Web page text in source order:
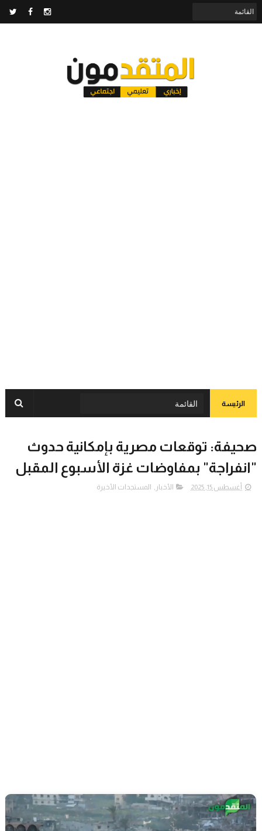
الرئيسة
صحيفة: توقعات مصرية بإمكانية حدوث
"انفراجة" بمفاوضات غزة الأسبوع المقبل
أغسطس 15, 2025 الأخبار , المستجدات الأخيرة